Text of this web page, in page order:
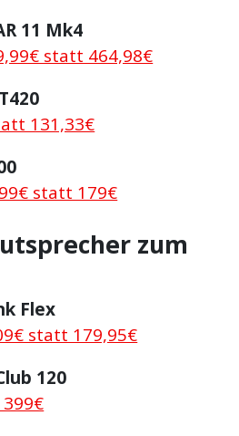
11 Mk4
statt 464,98€
131,33€
statt 179€
zum
Flex
statt 179,95€
120